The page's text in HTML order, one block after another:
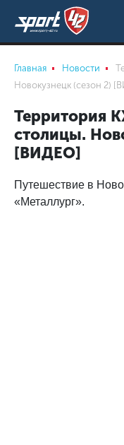
Главная Новости
Новокузнецк (сезон 2)
Территория
столицы.
[ВИДЕО]
Путешествие в
«Металлург».